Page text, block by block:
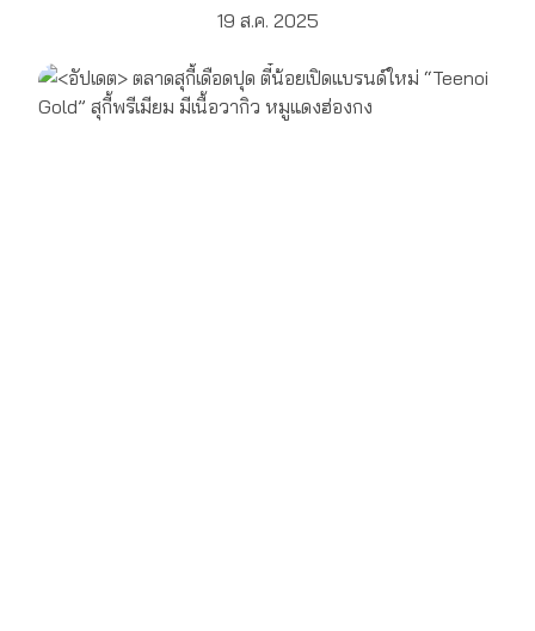
19 ส.ค. 2025